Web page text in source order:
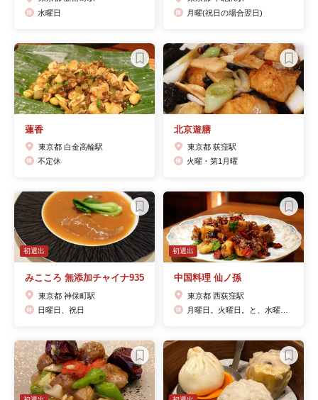
水曜日
月曜(祝日の場合翌日)
蓮香
東京都 白金高輪駅
不定休
北京遊膳
東京都 荻窪駅
火曜・第1月曜
初選出
みこころ 無添加チャイナ935
東京都 神保町駅
日曜日、祝日
初選出
中国料理 仙ノ孫
東京都 西荻窪駅